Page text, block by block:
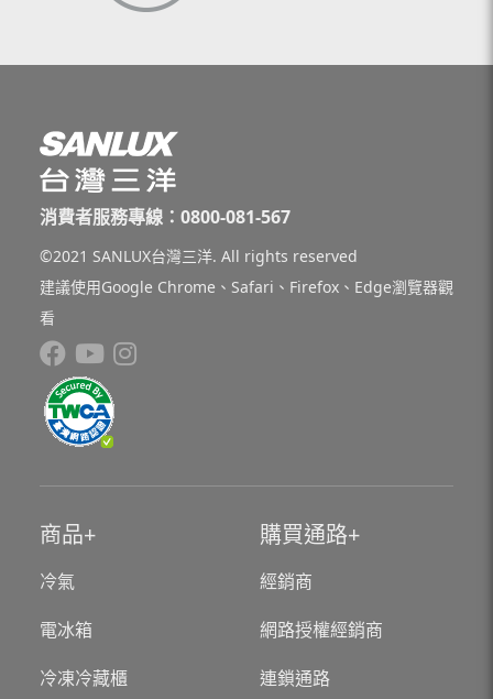
消費者服務專線：0800-081-567
©2021 SANLUX台灣三洋. All rights reserved
建議使用Google Chrome、Safari、Firefox、Edge瀏覽器觀
看
商品
冷氣
電冰箱
冷凍冷藏櫃
購買通路
經銷商
網路授權經銷商
連鎖通路